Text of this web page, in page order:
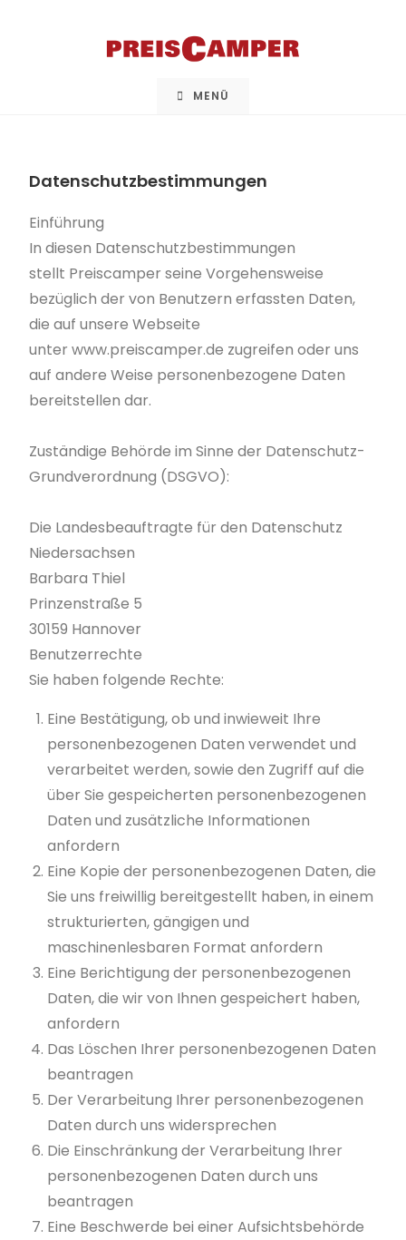
MENÜ
Datenschutzbestimmungen
Einführung
In diesen Datenschutzbestimmungen
stellt Preiscamperseine Vorgehensweise
bezüglich der von Benutzern erfassten Daten,
die auf unsere Webseite
unterwww.preiscamper.de zugreifen oder uns
auf andere Weise personenbezogene Daten
bereitstellen dar.
Zuständige Behörde im Sinne der Datenschutz-
Grundverordnung (DSGVO):
Die Landesbeauftragte für den Datenschutz
Niedersachsen
Barbara Thiel
Prinzenstraße 5
30159 Hannover
Benutzerrechte
Sie haben folgende Rechte:
Eine Bestätigung, ob und inwieweit Ihre
personenbezogenen Daten verwendet und
verarbeitet werden, sowie den Zugriff auf die
über Sie gespeicherten personenbezogenen
Daten und zusätzliche Informationen
anfordern
Eine Kopie der personenbezogenen Daten, die
Sie uns freiwillig bereitgestellt haben, in einem
strukturierten, gängigen und
maschinenlesbaren Format anfordern
Eine Berichtigung der personenbezogenen
Daten, die wir von Ihnen gespeichert haben,
anfordern
Das Löschen Ihrer personenbezogenen Daten
beantragen
Der Verarbeitung Ihrer personenbezogenen
Daten durch uns widersprechen
Die Einschränkung der Verarbeitung Ihrer
personenbezogenen Daten durch uns
beantragen
Eine Beschwerde bei einer Aufsichtsbehörde